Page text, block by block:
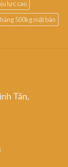
lực cao
500kg mặt bàn
Tân,